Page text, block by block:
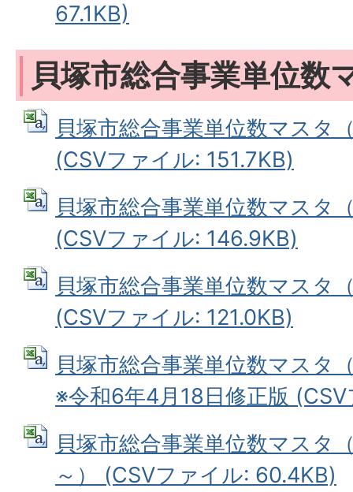
67.1KB)
貝塚市総合事業単位数
貝塚市総合事業単位数マスタ
(CSVファイル: 151.7KB)
貝塚市総合事業単位数マスタ
(CSVファイル: 146.9KB)
貝塚市総合事業単位数マスタ
(CSVファイル: 121.0KB)
貝塚市総合事業単位数マスタ
※令和6年4月18日修正版
貝塚市総合事業単位数マスタ
～） (CSVファイル: 60.4KB)